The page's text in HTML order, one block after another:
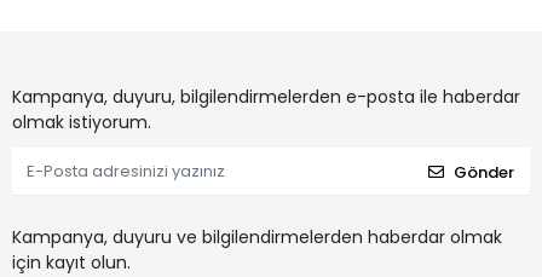
Kampanya, duyuru, bilgilendirmelerden e-posta ile haberdar
olmak istiyorum.
Gönder
Kampanya, duyuru ve bilgilendirmelerden haberdar olmak
için kayıt olun.